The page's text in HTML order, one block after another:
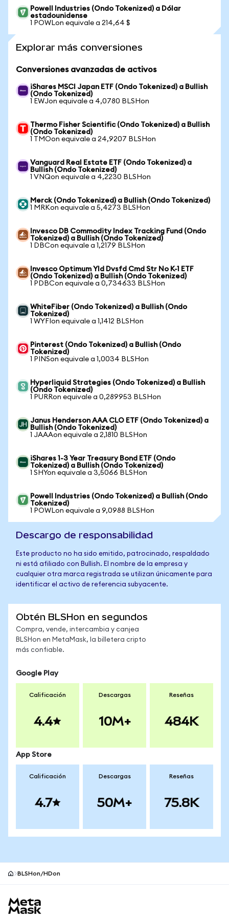
Powell Industries (Ondo Tokenized) a Dólar
estadounidense
1 POWLon equivale a 214,64 $
Explorar más conversiones
Conversiones avanzadas de activos
iShares MSCI Japan ETF (Ondo Tokenized) a Bullish
(Ondo Tokenized)
1 EWJon equivale a 4,0780 BLSHon
Thermo Fisher Scientific (Ondo Tokenized) a Bullish
(Ondo Tokenized)
1 TMOon equivale a 24,9207 BLSHon
Vanguard Real Estate ETF (Ondo Tokenized) a
Bullish (Ondo Tokenized)
1 VNQon equivale a 4,2230 BLSHon
Merck (Ondo Tokenized) a Bullish (Ondo Tokenized)
1 MRKon equivale a 5,4273 BLSHon
Invesco DB Commodity Index Tracking Fund (Ondo
Tokenized) a Bullish (Ondo Tokenized)
1 DBCon equivale a 1,2179 BLSHon
Invesco Optimum Yld Dvsfd Cmd Str No K-1 ETF
(Ondo Tokenized) a Bullish (Ondo Tokenized)
1 PDBCon equivale a 0,734633 BLSHon
WhiteFiber (Ondo Tokenized) a Bullish (Ondo
Tokenized)
1 WYFIon equivale a 1,1412 BLSHon
Pinterest (Ondo Tokenized) a Bullish (Ondo
Tokenized)
1 PINSon equivale a 1,0034 BLSHon
Hyperliquid Strategies (Ondo Tokenized) a Bullish
(Ondo Tokenized)
1 PURRon equivale a 0,289953 BLSHon
Janus Henderson AAA CLO ETF (Ondo Tokenized) a
Bullish (Ondo Tokenized)
1 JAAAon equivale a 2,1810 BLSHon
iShares 1-3 Year Treasury Bond ETF (Ondo
Tokenized) a Bullish (Ondo Tokenized)
1 SHYon equivale a 3,5066 BLSHon
Powell Industries (Ondo Tokenized) a Bullish (Ondo
Tokenized)
1 POWLon equivale a 9,0988 BLSHon
Descargo de responsabilidad
Este producto no ha sido emitido, patrocinado, respaldado
ni está afiliado con Bullish. El nombre de la empresa y
cualquier otra marca registrada se utilizan únicamente para
identificar el activo de referencia subyacente.
Obtén BLSHon en segundos
Compra, vende, intercambia y canjea
BLSHon en MetaMask, la billetera cripto
más confiable.
Google Play
Calificación
4.4
Descargas
10M+
Reseñas
484K
App Store
Calificación
4.7
Descargas
50M+
Reseñas
75.8K
BLSHon/HDon